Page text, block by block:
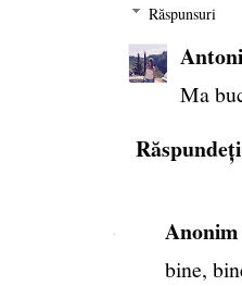
Răspunsuri
Ma
Răspundeți
Anonim
bine,